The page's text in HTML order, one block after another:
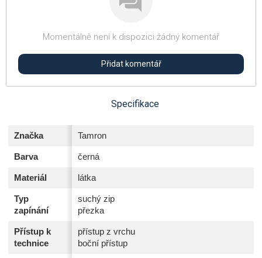
Momentálně není k dispozici žádný komentář
Přidat komentář
Specifikace
Značka Tamron
Barva černá
Materiál látka
Typ
zapínání
suchý zip
přezka
Přístup k
technice
přístup z vrchu
boční přístup